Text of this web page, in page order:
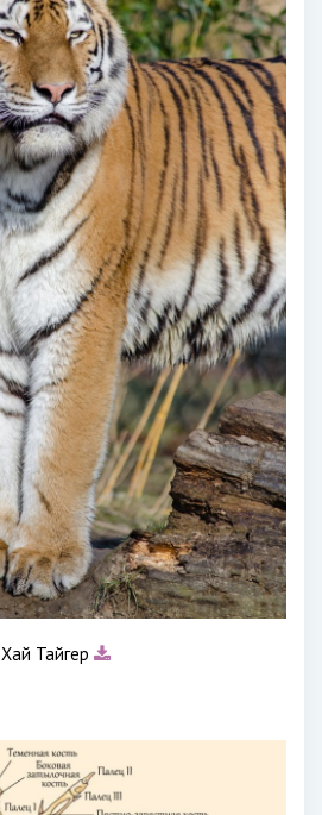
Хай Тайгер